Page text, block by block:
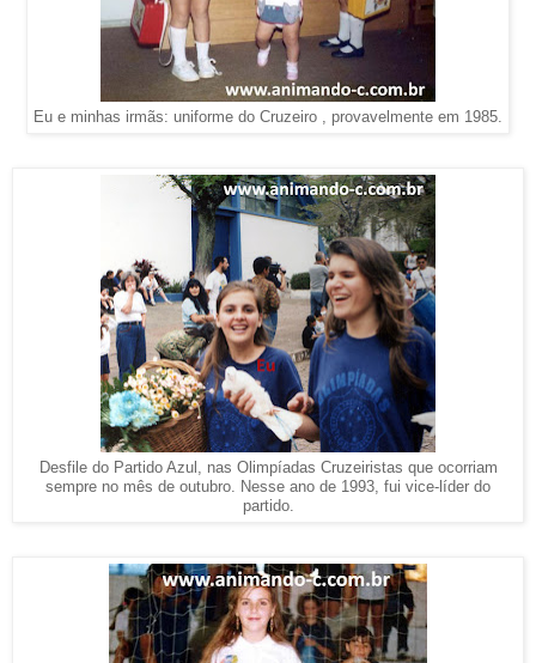
Eu e minhas irmãs: uniforme do Cruzeiro , provavelmente em 1985.
Desfile do Partido Azul, nas Olimpíadas Cruzeiristas que ocorriam
sempre no mês de outubro. Nesse ano de 1993, fui vice-líder do
partido.